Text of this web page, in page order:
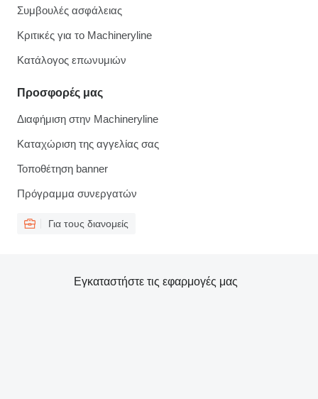
Συμβουλές ασφάλειας
Κριτικές για το Machineryline
Κατάλογος επωνυμιών
Προσφορές μας
Διαφήμιση στην Machineryline
Καταχώριση της αγγελίας σας
Τοποθέτηση banner
Πρόγραμμα συνεργατών
Για τους διανομείς
Εγκαταστήστε τις εφαρμογές μας